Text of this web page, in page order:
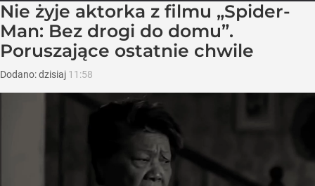
Nie żyje aktorka z filmu „Spider-
Man: Bez drogi do domu”.
Poruszające ostatnie chwile
Dodano:dzisiaj 11:58